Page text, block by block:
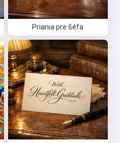
Priania pre šéfa
písať básne a
🥰
podmienky,
osobných údajov,
peňazí